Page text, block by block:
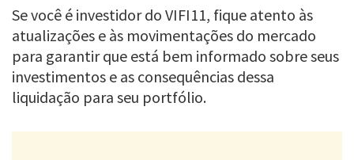
Se você é investidor do VIFI11, fique atento às
atualizações e às movimentações do mercado
para garantir que está bem informado sobre seus
investimentos e as consequências dessa
liquidação para seu portfólio.